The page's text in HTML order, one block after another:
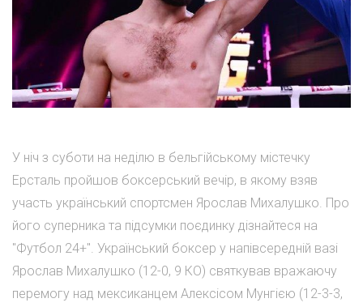
У ніч з суботи на неділю в бельгійському містечку
Ерсталь пройшов боксерський вечір, в якому взяв
участь український спортсмен Ярослав Михалушко. Про
його суперника та підсумки поєдинку дізнайтеся на
"Футбол 24+". Український боксер у напівсередній вазі
Ярослав Михалушко (12-0, 9 КО) святкував вражаючу
перемогу над мексиканцем Алексісом Мунгією (12-3-3,